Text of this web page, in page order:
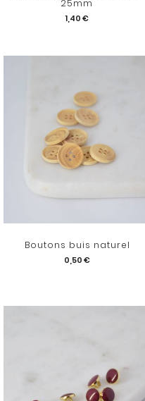
25mm
1,40 €
Boutons buis naturel
0,50 €